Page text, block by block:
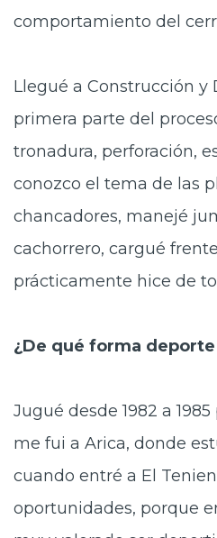
comportamiento del
Llegué a Construcción y
primera parte del
tronadura, perforación,
conozco el tema de las
chancadores, manejé
cachorrero, cargué
prácticamente hice de
¿De qué forma
Jugué desde 1982 a
me fui a Arica, donde
cuando entré a El
oportunidades, porque